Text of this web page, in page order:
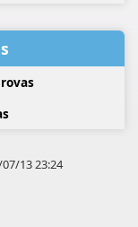
13 23:24